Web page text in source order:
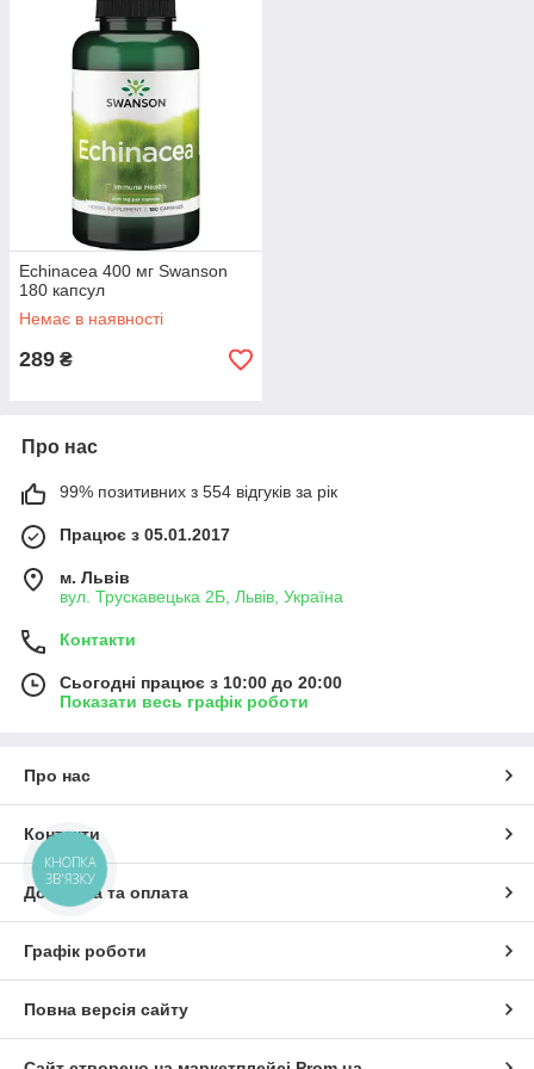
Echinacea 400 мг Swanson
180 капсул
Немає в наявності
289 ₴
Про нас
99% позитивних з 554 відгуків за рік
Працює з 05.01.2017
м. Львів
вул. Трускавецька 2Б, Львів, Україна
Контакти
Сьогодні працює з 10:00 до 20:00
Показати весь графік роботи
Про нас
Контакти
Доставка та оплата
Графік роботи
Повна версія сайту
КНОПКА
ЗВ'ЯЗКУ